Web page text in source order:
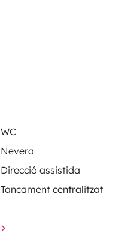
WC
Nevera
Direcció assistida
Tancament centralitzat